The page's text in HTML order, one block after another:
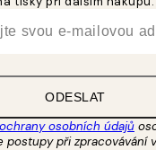
ODESLAT
osobních údajů
postupy při zpracovávání